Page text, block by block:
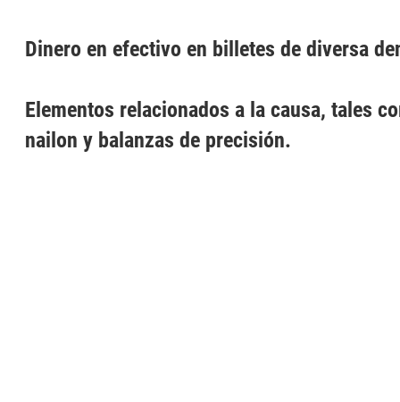
Dinero en efectivo en billetes de diversa
Elementos relacionados a la causa, tales
nailon y balanzas de precisión.